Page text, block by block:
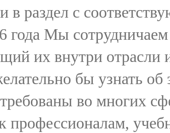
в раздел с
Мы сотрудничаем
их внутри
бы узнать об
во многих
профессионалам,